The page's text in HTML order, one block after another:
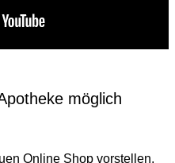
möglich
Online Shop vorstellen,